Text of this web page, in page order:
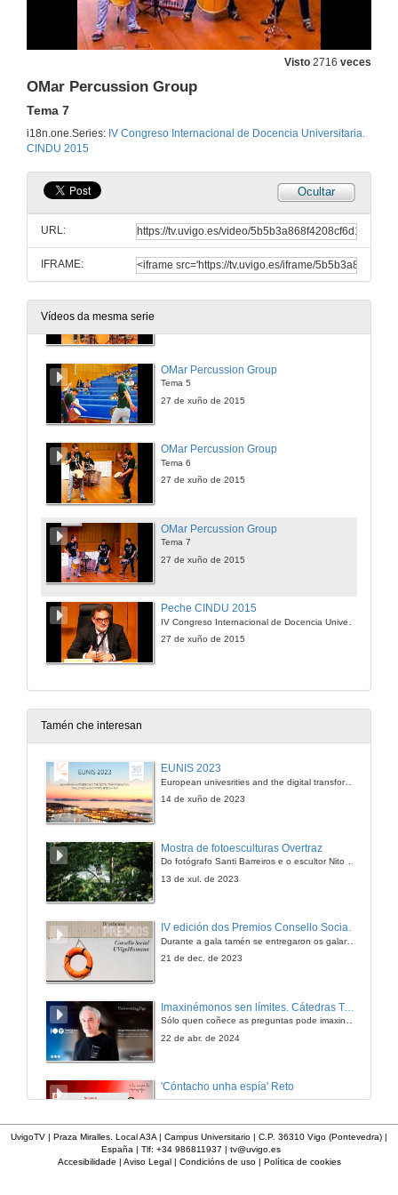
Visto 2716 veces
OMar Percussion Group
Tema 7
i18n.one.Series: IV Congreso Internacional de Docencia Universitaria.
CINDU 2015
Ocultar
URL:
IFRAME:
Vídeos da mesma serie
27 de xuño de 2015
Presentación de OMar Percussion Group
27 de xuño de 2015
OMar Percussion Group
Tema 3
27 de xuño de 2015
OMar Percussion Group
Tema 5
27 de xuño de 2015
OMar Percussion Group
Tema 6
27 de xuño de 2015
OMar Percussion Group
Tema 7
27 de xuño de 2015
Peche CINDU 2015
27 de xuño de 2015
Tamén che interesan
EUNIS 2023
European univesrities and the digital transformation: challenges and opportunities ahead
14 de xuño de 2023
Mostra de fotoesculturas Overtraz
Do fotógrafo Santi Barreiros e o escultor Nito Contreras.
13 de xul. de 2023
IV edición dos Premios Consello Social UVigo Humana
Durante a gala tamén se entregaron os galardóns aos mellores TFG e TFM en materia de Axenda 2030
21 de dec. de 2023
Imaxinémonos sen límites. Cátedras Telefónica
Sólo quen coñece as preguntas pode imaxinar novas respostas
22 de abr. de 2024
'Cóntacho unha espía' Reto
'Cóntacho unha espía' Criptografía
UvigoTV | Praza Miralles. Local A3A | Campus Universitario | C.P. 36310 Vigo (Pontevedra) |
España | Tlf: +34 986811937 | tv@uvigo.es
Accesibilidade | Aviso Legal| Condicións de uso| Política de cookies